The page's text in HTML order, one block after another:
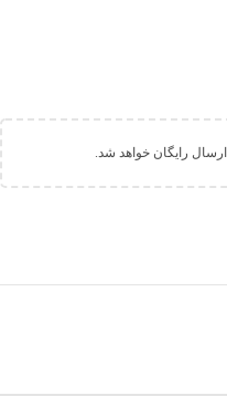
رایگان خواهد شد.